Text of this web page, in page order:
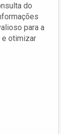
do
para a
e otimizar